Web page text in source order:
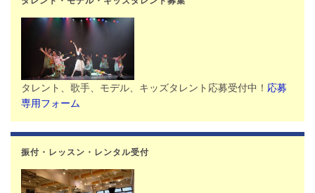
タレント、歌手、モデル、キッズタレント応募受付中！ 応募
専用フォーム
振付・レッスン・レンタル受付